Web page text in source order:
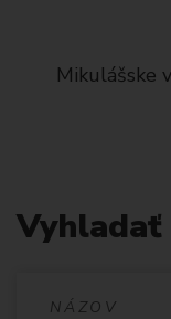
Mikulášske